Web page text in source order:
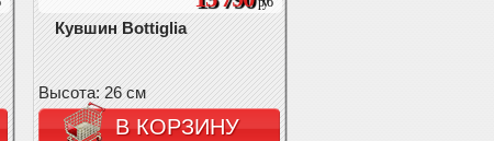
Кувшин Bottiglia
Высота: 26 см
В КОРЗИНУ